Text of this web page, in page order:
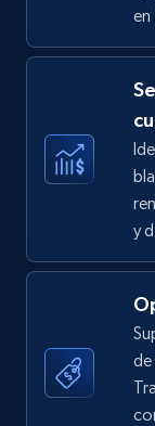
5.6K+
TikTok Shop
URL, Title,
price, Final
5.4K+
TikTok
URL, Title,
y